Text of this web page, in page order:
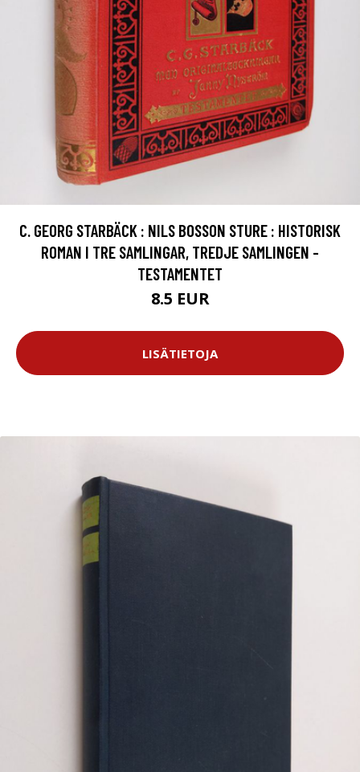
C. GEORG STARBÄCK : NILS BOSSON STURE : HISTORISK
ROMAN I TRE SAMLINGAR, TREDJE SAMLINGEN -
TESTAMENTET
8.5 EUR
LISÄTIETOJA